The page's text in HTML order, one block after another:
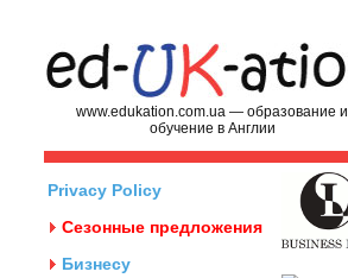
www.edukation.com.ua — образование и
обучение в Англии
Privacy Policy
Сезонные предложения
Бизнесу